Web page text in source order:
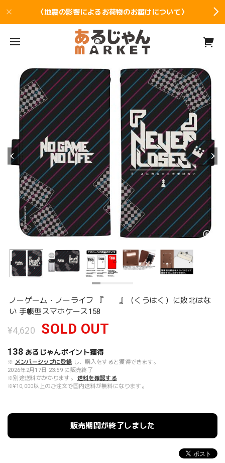
〈地震の影響によるお荷物のお届けについて〉
ノーゲーム・ノーライフ 『 』（くうはく）に敗北はな
い 手帳型スマホケース158
¥4,620 SOLD OUT
138 あるじゃんポイント獲得
※ メンバーシップに登録 し、購入をすると獲得できます。
2026年2月17日 23:59 に販売終了
※別途送料がかかります。
送料を確認する
※¥10,000以上のご注文で国内送料が無料になります。
販売期間が終了しました